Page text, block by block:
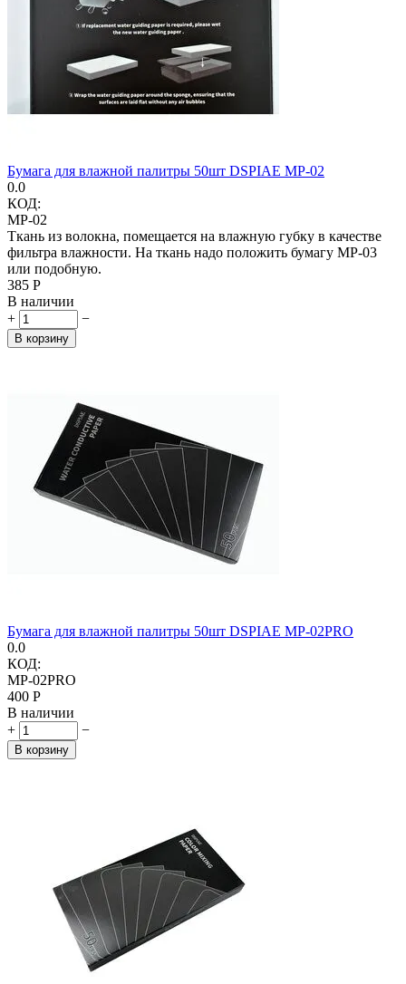
Бумага для влажной палитры 50шт DSPIAE MP-02
0.0
КОД:
MP-02
Ткань из волокна, помещается на влажную губку в качестве
фильтра влажности. На ткань надо положить бумагу MP-03
или подобную.
‍385‍ Р
В наличии
+
−
В корзину
Бумага для влажной палитры 50шт DSPIAE MP-02PRO
0.0
КОД:
MP-02PRO
‍400‍ Р
В наличии
+
−
В корзину